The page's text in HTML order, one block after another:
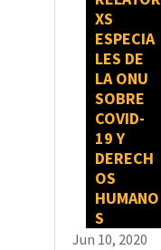
XS
ESPECIA
LES DE
LA ONU
SOBRE
COVID-
19 Y
DERECH
OS
HUMANO
S
Jun 10, 2020